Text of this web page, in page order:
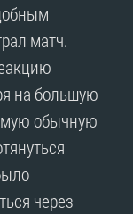
матч.
на большую
обычную
через